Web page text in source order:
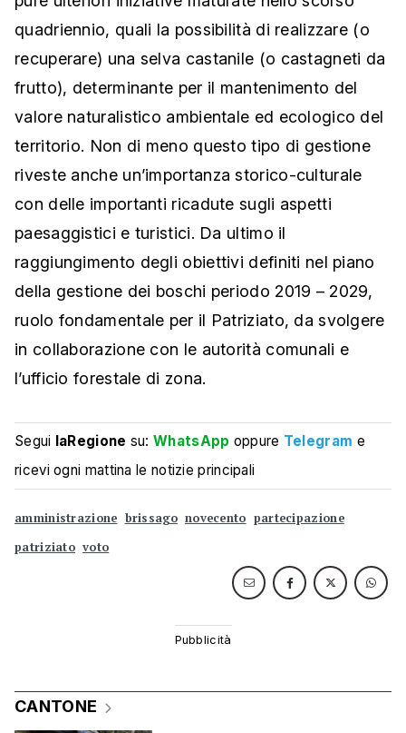
quadriennio, quali la possibilità di realizzare (o
recuperare) una selva castanile (o castagneti da
frutto), determinante per il mantenimento del
valore naturalistico ambientale ed ecologico del
territorio. Non di meno questo tipo di gestione
riveste anche un’importanza storico-culturale
con delle importanti ricadute sugli aspetti
paesaggistici e turistici. Da ultimo il
raggiungimento degli obiettivi definiti nel piano
della gestione dei boschi periodo 2019 – 2029,
ruolo fondamentale per il Patriziato, da svolgere
in collaborazione con le autorità comunali e
l’ufficio forestale di zona.
Segui laRegione su:WhatsApp oppure Telegram e
ricevi ogni mattina le notizie principali
amministrazione brissago novecento partecipazione
patriziato voto
CANTONE